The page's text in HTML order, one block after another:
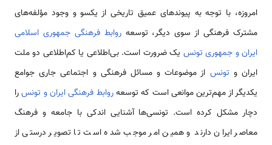
امروزه، با توجه به پیوندهای عمیق تاریخی از یکسو و وجود مؤلفه‌های
مشترک فرهنگی از سوی دیگر، توسعهروابط فرهنگی جمهوری اسلامی
ایران و جمهوری تونس یک ضرورت است. بی‌اطلاعی یا کم‌اطلاعی دو ملت
ایران و تونس از موضوعات و مسائل فرهنگی و اجتماعی جاری جوامع
یکدیگر از مهم‌ترین موانعی است که توسعهروابط فرهنگی ایران و تونسرا
دچار مشکل کرده است. تونسی‌ها آشنایی اندکی با جامعه و فرهنگ
معاصر ایران دارند و همین امر موجب شده است تا تصویر درستی از